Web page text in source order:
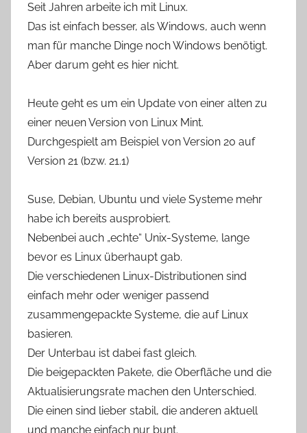
Seit Jahren arbeite ich mit Linux.
Das ist einfach besser, als Windows, auch wenn
man für manche Dinge noch Windows benötigt.
Aber darum geht es hier nicht.
Heute geht es um ein Update von einer alten zu
einer neuen Version von Linux Mint.
Durchgespielt am Beispiel von Version 20 auf
Version 21 (bzw. 21.1)
Suse, Debian, Ubuntu und viele Systeme mehr
habe ich bereits ausprobiert.
Nebenbei auch „echte“ Unix-Systeme, lange
bevor es Linux überhaupt gab.
Die verschiedenen Linux-Distributionen sind
einfach mehr oder weniger passend
zusammengepackte Systeme, die auf Linux
basieren.
Der Unterbau ist dabei fast gleich.
Die beigepackten Pakete, die Oberfläche und die
Aktualisierungsrate machen den Unterschied.
Die einen sind lieber stabil, die anderen aktuell
und manche einfach nur bunt.